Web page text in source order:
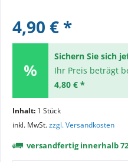
4,90 € *
Sichern Sie sich
Ihr Preis beträgt
4,80 € *
Inhalt: 1 Stück
inkl. MwSt.zzgl. Versandkosten
versandfertig innerhalb